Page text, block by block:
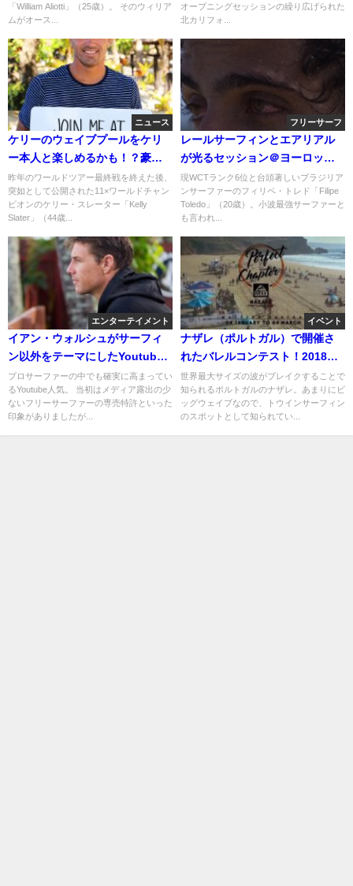
「William Aliotti」（25歳）。 そのウィリア
ムがオース...
オープニングセッションの繰り広げられた
北カリフォ...
ニュース
ケリーのウェイブプールをケリ
ー本人と楽しめるかも！？豪華
チャリティイベント
昨年のワールドツアー最終戦を終えた後、
突如として公開された11×ワールドチャン
ピオンのケリー・スレーター「Kelly
Slater」（44歳...
フリーサーフ
レールサーフィンとエアリアル
が光るセッション＠ヨーロッ
パ：フィリペ・トレド
現WCTランク6位と台頭著しいブラジリア
ンサーファーのフィリペ・トレド「Filipe
Toledo」（20歳）。小波最強サーファーと
も言われ...
エンターテイメント
イアン・ウォルシュがサーフィ
ン以外をテーマにしたYoutube
チャンネルを始動
プロサーファーの中でも確実に高まってい
るYoutube人気。 当初はメディア露出の少
ないフリーサーファーの専売特許といった
印象がありましたが...
イベント
ナザレ（ポルトガル）で開催さ
れたバレルコンテスト！2018年
ハイライト動画
世界最大サイズの波がブレイクすることで
知られるポルトガルのナザレ。あまりにビ
ッグウェイブなので、トウインサーフィン
のスポットとして知られてい...